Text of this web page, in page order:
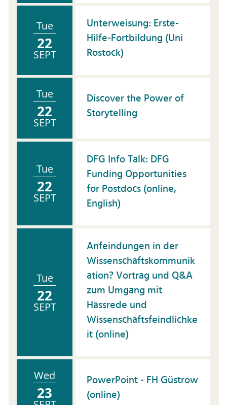
Tue
22
SEPT
Unterweisung: Erste-
Hilfe-Fortbildung (Uni
Rostock)
Tue
22
SEPT
Discover the Power of
Storytelling
Tue
22
SEPT
DFG Info Talk: DFG
Funding Opportunities
for Postdocs (online,
English)
Tue
22
SEPT
Anfeindungen in der
Wissenschaftskommunik
ation? Vortrag und Q&A
zum Umgang mit
Hassrede und
Wissenschaftsfeindlichke
it (online)
Wed
23
PowerPoint - FH Güstrow
(online)